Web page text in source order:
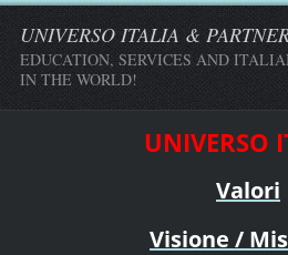
UNIVERSO ITALIA &
EDUCATION, SERVICES AND
IN THE WORLD!
UNIVERSO
Valori
Visione /